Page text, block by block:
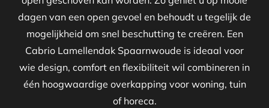
dagen van een open gevoel en behoudt u tegelijk de
mogelijkheid om snel beschutting te creëren. Een
Cabrio Lamellendak Spaarnwoude is ideaal voor
wie design, comfort en flexibiliteit wil combineren in
één hoogwaardige overkapping voor woning, tuin
of horeca.